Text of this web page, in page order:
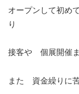
オープンして初め
り
接客や 個展開催
また 資金繰りに